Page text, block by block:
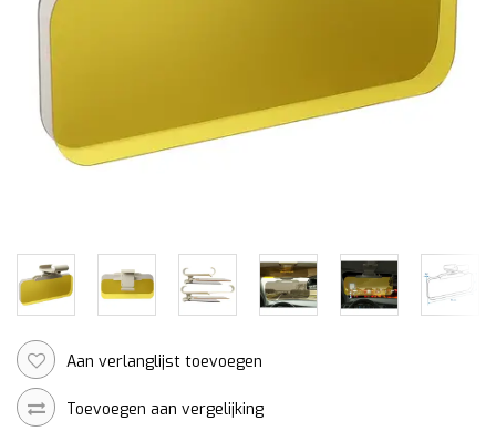
Aan verlanglijst toevoegen
Toevoegen aan vergelijking